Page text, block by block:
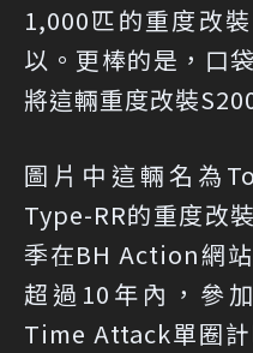
1,000匹的重度改
以。更棒的是，口
將這輛重度改裝
圖片中這輛名為
Type-RR的重度改裝
季在BH Action網
超過10年內，參
Time Attack單圈